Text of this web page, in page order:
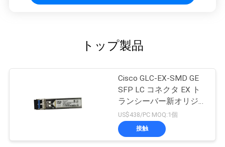
トップ製品
Cisco GLC-EX-SMD GE
SFP LC コネクタ EX ト
ランシーバー新オリジナ
ル
US$438/PC MOQ:1個
接触